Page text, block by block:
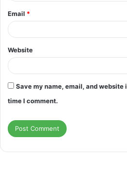
Email *
Website
Save my name, email, and website
time I comment.